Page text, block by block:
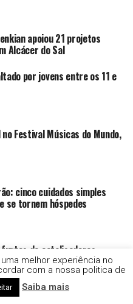
apoiou 21 projetos
Alcácer do Sal
por jovens entre os 11 e
Festival Músicas do Mundo,
cinco cuidados simples
se tornem hóspedes
de catalisadores
melhor experiência no
com a nossa politica de
Saiba mais